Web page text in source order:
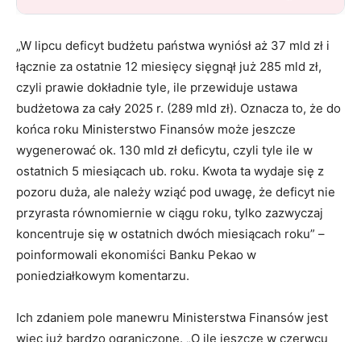
„W lipcu deficyt budżetu państwa wyniósł aż 37 mld zł i
łącznie za ostatnie 12 miesięcy sięgnął już 285 mld zł,
czyli prawie dokładnie tyle, ile przewiduje ustawa
budżetowa za cały 2025 r. (289 mld zł). Oznacza to, że do
końca roku Ministerstwo Finansów może jeszcze
wygenerować ok. 130 mld zł deficytu, czyli tyle ile w
ostatnich 5 miesiącach ub. roku. Kwota ta wydaje się z
pozoru duża, ale należy wziąć pod uwagę, że deficyt nie
przyrasta równomiernie w ciągu roku, tylko zazwyczaj
koncentruje się w ostatnich dwóch miesiącach roku” –
poinformowali ekonomiści Banku Pekao w
poniedziałkowym komentarzu.
Ich zdaniem pole manewru Ministerstwa Finansów jest
więc już bardzo ograniczone. „O ile jeszcze w czerwcu